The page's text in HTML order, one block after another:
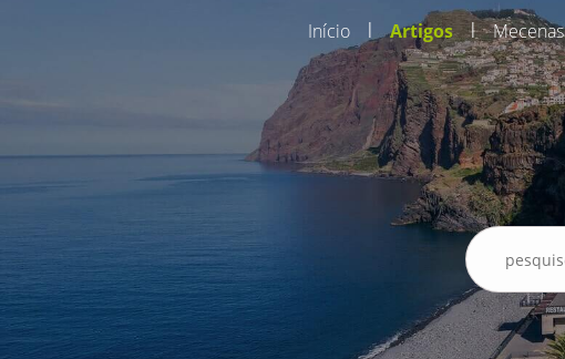
Início | Artigos | Mecenas